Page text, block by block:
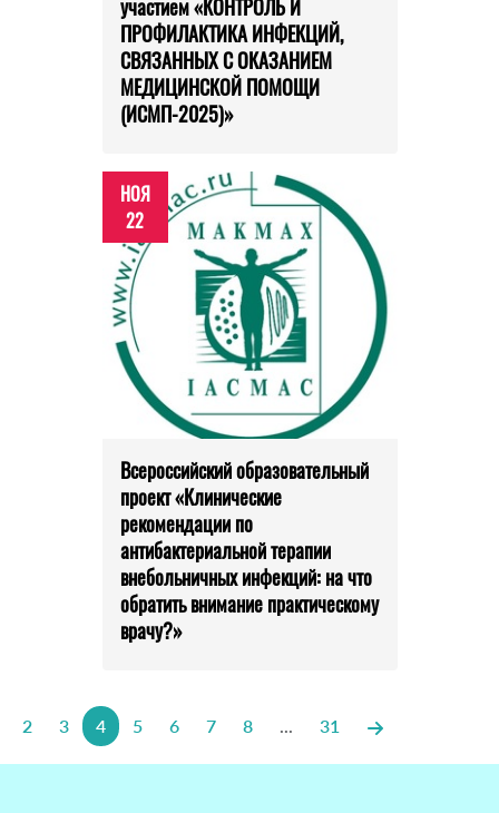
участием «КОНТРОЛЬ И
ПРОФИЛАКТИКА ИНФЕКЦИЙ,
СВЯЗАННЫХ С ОКАЗАНИЕМ
МЕДИЦИНСКОЙ ПОМОЩИ
(ИСМП-2025)»
НОЯ
22
Всероссийский образовательный
проект «Клинические
рекомендации по
антибактериальной терапии
внебольничных инфекций: на что
обратить внимание практическому
врачу?»
2 3 4 5 6 7 8 ... 31